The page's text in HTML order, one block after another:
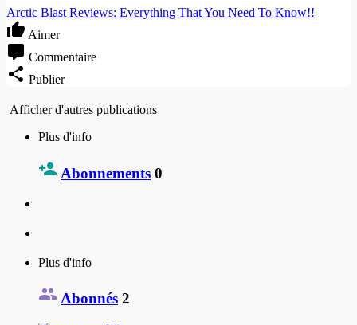
Arctic Blast Reviews: Everything That You Need To Know!!
Aimer
Commentaire
Publier
Afficher d'autres publications
Plus d'info
Abonnements 0
Plus d'info
Abonnés 2